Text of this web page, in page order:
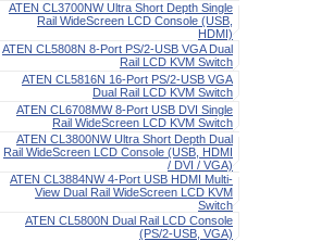
ATEN CL3700NW Ultra Short Depth Single
Rail WideScreen LCD Console (USB,
HDMI)
ATEN CL5808N 8-Port PS/2-USB VGA Dual
Rail LCD KVM Switch
ATEN CL5816N 16-Port PS/2-USB VGA
Dual Rail LCD KVM Switch
ATEN CL6708MW 8-Port USB DVI Single
Rail WideScreen LCD KVM Switch
ATEN CL3800NW Ultra Short Depth Dual
Rail WideScreen LCD Console (USB, HDMI
/ DVI / VGA)
ATEN CL3884NW 4-Port USB HDMI Multi-
View Dual Rail WideScreen LCD KVM
Switch
ATEN CL5800N Dual Rail LCD Console
(PS/2-USB, VGA)